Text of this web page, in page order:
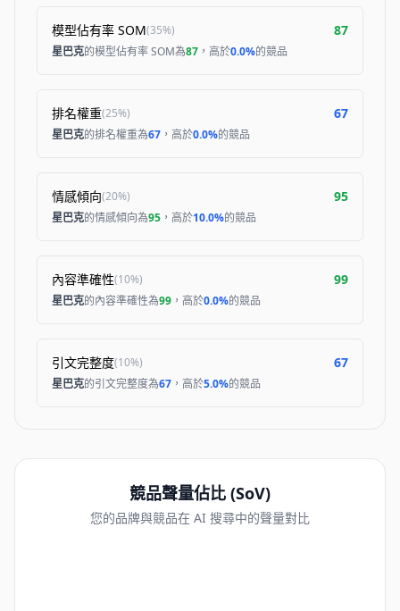
模型佔有率 SOM(35%) 87
星巴克的模型佔有率 SOM為87 ，高於0.0%的競品
排名權重(25%) 67
星巴克的排名權重為67 ，高於0.0%的競品
情感傾向(20%) 95
星巴克的情感傾向為95 ，高於10.0%的競品
內容準確性(10%) 99
星巴克的內容準確性為99 ，高於0.0%的競品
引文完整度(10%) 67
星巴克的引文完整度為67 ，高於5.0%的競品
競品聲量佔比 (SoV)
您的品牌與競品在 AI 搜尋中的聲量對比